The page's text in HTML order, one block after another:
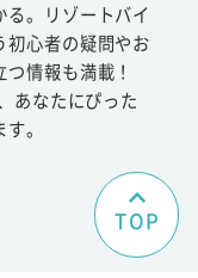
。リゾートバイ
初心者の疑問やお
情報も満載！
あなたにぴった
。
TOP